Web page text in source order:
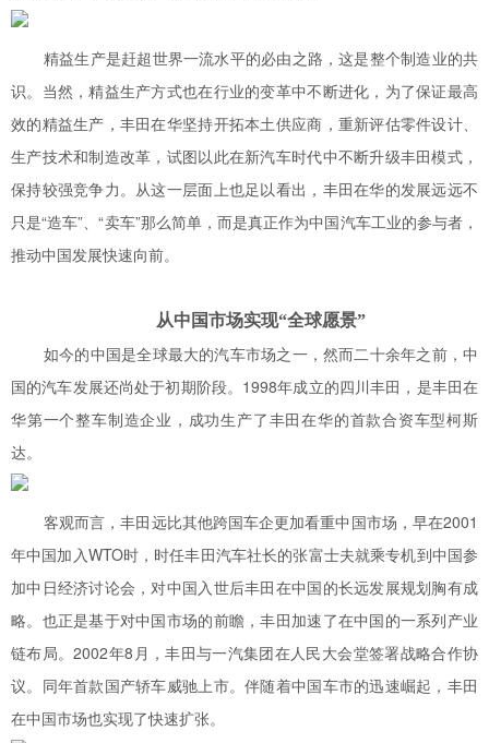
精益生产是赶超世界一流水平的必由之路，这是整个制造业的共
识。当然，精益生产方式也在行业的变革中不断进化，为了保证最高
效的精益生产，丰田在华坚持开拓本土供应商，重新评估零件设计、
生产技术和制造改革，试图以此在新汽车时代中不断升级丰田模式，
保持较强竞争力。从这一层面上也足以看出，丰田在华的发展远远不
只是“造车”、“卖车”那么简单，而是真正作为中国汽车工业的参与者，
推动中国发展快速向前。
从中国市场实现“全球愿景”
如今的中国是全球最大的汽车市场之一，然而二十余年之前，中
国的汽车发展还尚处于初期阶段。1998年成立的四川丰田，是丰田在
华第一个整车制造企业，成功生产了丰田在华的首款合资车型柯斯
达。
客观而言，丰田远比其他跨国车企更加看重中国市场，早在2001
年中国加入WTO时，时任丰田汽车社长的张富士夫就乘专机到中国参
加中日经济讨论会，对中国入世后丰田在中国的长远发展规划胸有成
略。也正是基于对中国市场的前瞻，丰田加速了在中国的一系列产业
链布局。2002年8月，丰田与一汽集团在人民大会堂签署战略合作协
议。同年首款国产轿车威驰上市。伴随着中国车市的迅速崛起，丰田
在中国市场也实现了快速扩张。